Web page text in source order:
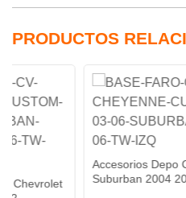
PRODUCTOS
Accesorios Depo Chevrolet
Suburban 2004 2006 -